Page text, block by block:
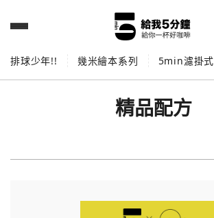
排球少年!! 幾米繪本系列 5min濾掛式
精品配方